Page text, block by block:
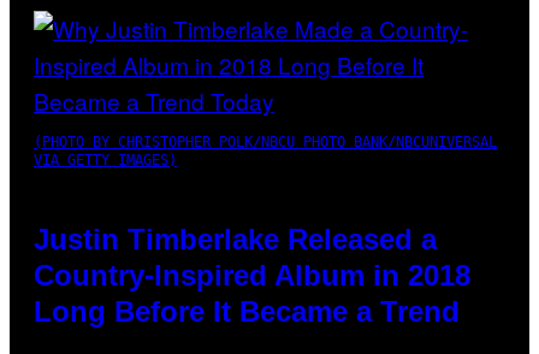
(PHOTO BY CHRISTOPHER POLK/NBCU PHOTO BANK/NBCUNIVERSAL
VIA GETTY IMAGES)
Justin Timberlake Released a
Country-Inspired Album in 2018
Long Before It Became a Trend